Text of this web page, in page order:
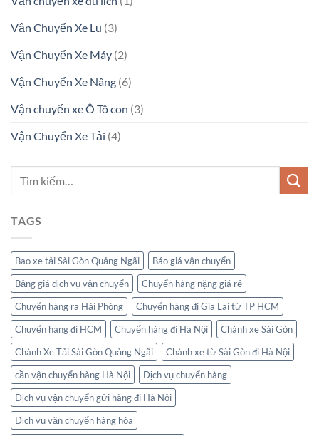
Vận Chuyển Xe Lu (3)
Vận Chuyển Xe Máy (2)
Vận Chuyển Xe Nâng (6)
Vận chuyển xe Ô Tô con (3)
Vận Chuyển Xe Tải (4)
TAGS
Bao xe tải Sài Gòn Quảng Ngãi
Báo giá vận chuyển
Bảng giá dịch vụ vận chuyển
Chuyển hàng nặng giá rẻ
Chuyển hàng ra Hải Phòng
Chuyển hàng đi Gia Lai từ TP HCM
Chuyển hàng đi HCM
Chuyển hàng đi Hà Nội
Chành xe Sài Gòn
Chành Xe Tải Sài Gòn Quảng Ngãi
Chành xe từ Sài Gòn đi Hà Nội
cần vận chuyển hàng Hà Nội
Dịch vụ chuyển hàng
Dịch vụ vận chuyển gửi hàng đi Hà Nội
Dịch vụ vận chuyển hàng hóa